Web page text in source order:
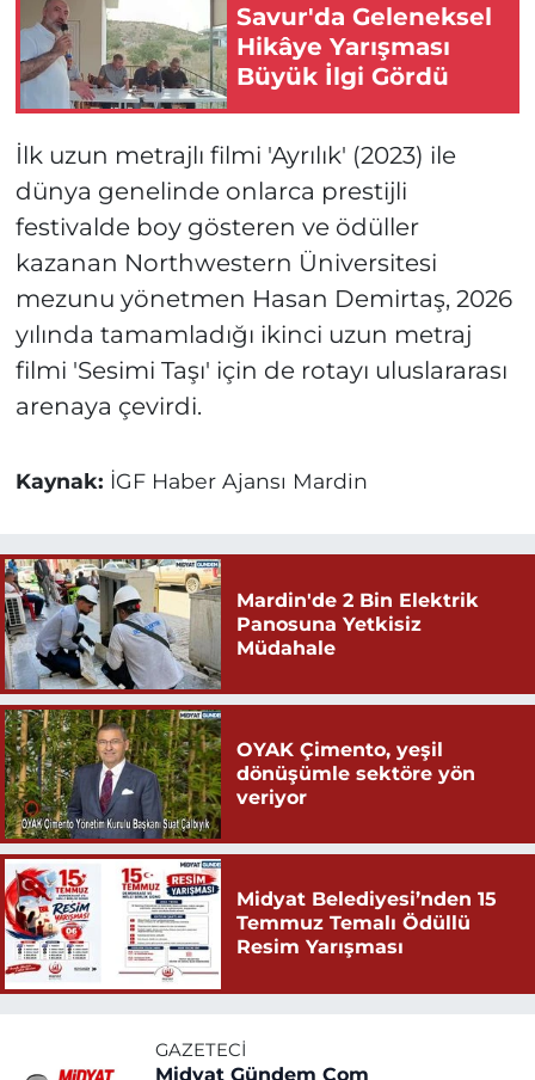
Savur'da Geleneksel
Hikâye Yarışması
Büyük İlgi Gördü
İlk uzun metrajlı filmi 'Ayrılık' (2023) ile
dünya genelinde onlarca prestijli
festivalde boy gösteren ve ödüller
kazanan Northwestern Üniversitesi
mezunu yönetmen Hasan Demirtaş, 2026
yılında tamamladığı ikinci uzun metraj
filmi 'Sesimi Taşı' için de rotayı uluslararası
arenaya çevirdi.
Kaynak: İGF Haber Ajansı Mardin
Mardin'de 2 Bin Elektrik
Panosuna Yetkisiz
Müdahale
OYAK Çimento, yeşil
dönüşümle sektöre yön
veriyor
Midyat Belediyesi’nden 15
Temmuz Temalı Ödüllü
Resim Yarışması
GAZETECI
Midyat Gündem Com